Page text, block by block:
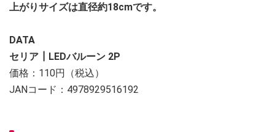
上がりサイズは直径約18cmです。
DATA
セリア┃LEDバルーン 2P
価格：110円（税込）
JANコード：4978929516192